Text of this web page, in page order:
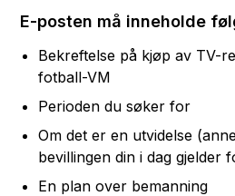
E-posten må inneholde
Bekreftelse på kjøp av TV-
fotball-VM
Perioden du søker for
Om det er en utvidelse
bevillingen din i dag gjelder
En plan over bemanning